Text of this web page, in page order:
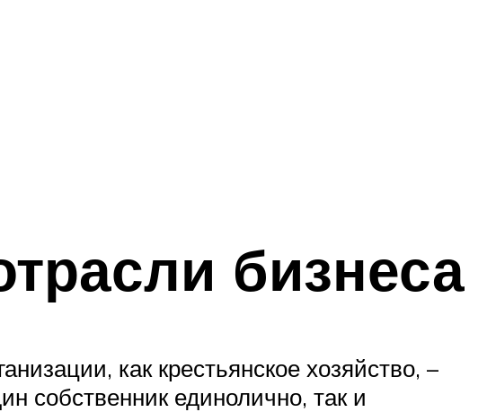
бизнеса
как крестьянское хозяйство, –
собственник единолично, так и